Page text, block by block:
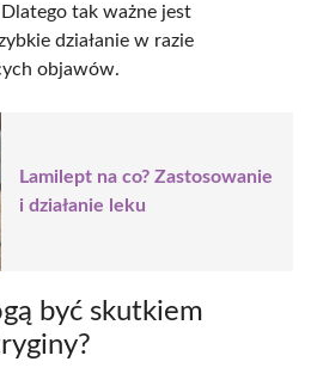
tak ważne jest
działanie w razie
objawów.
Lamilept na co? Zastosowanie
i działanie leku
być skutkiem